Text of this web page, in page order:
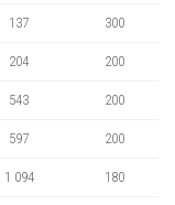
137 300
204 200
543 200
597 200
1 094 180